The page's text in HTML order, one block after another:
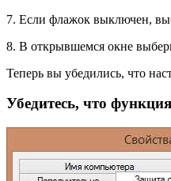
7. Если флажок выключен,
8. В открывшемся окне
Теперь вы убедились, что
Убедитесь, что